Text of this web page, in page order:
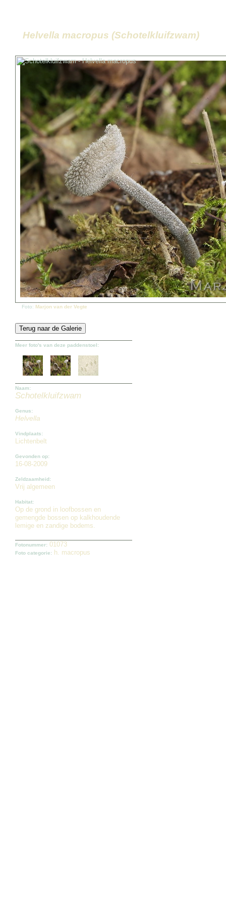
Helvella macropus (Schotelkluifzwam)
Foto: Marjon van der Vegte
Meer foto's van deze paddenstoel:
Naam:
Schotelkluifzwam
Genus:
Helvella
Vindplaats:
Lichtenbelt
Gevonden op:
16-08-2009
Zeldzaamheid:
Vrij algemeen
Habitat:
Op de grond in loofbossen en
gemengde bossen op kalkhoudende
lemige en zandige bodems.
Fotonummer: 01073
Foto categorie: h. macropus